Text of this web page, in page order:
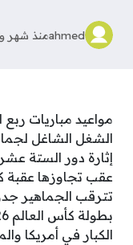
ahmedمنذ شهر
الشغل الشاغل
إثارة دور الستة
عقب تجاوزها عقبة
تترقب الجماهير
الكبار في أمريكا